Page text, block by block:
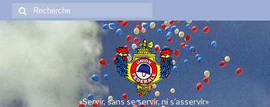
Rechercher
:
«Servir, sans se servir, ni s’asservir»